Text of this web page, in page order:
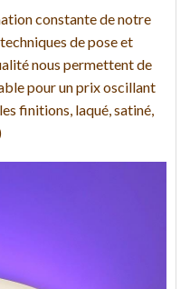
constante de notre
de pose et
nous permettent de
pour un prix oscillant
finitions, laqué, satiné,